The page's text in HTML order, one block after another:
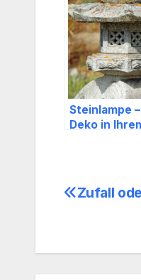
Steinlampe
Deko in
Zufall